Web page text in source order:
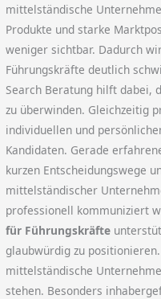
mittelständische
Produkte und starke
weniger sichtbar. Dadurch
Führungskräfte deutlich
Search Beratung hilft dabei,
zu überwinden. Gleichzeitig
individuellen und
Kandidaten. Gerade
kurzen Entscheidungswege
mittelständischer
professionell kommuniziert
für Führungskräfte
glaubwürdig zu
mittelständische
stehen. Besonders